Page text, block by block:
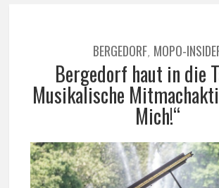
BERGEDORF, MOPO-
Bergedorf haut in die
Musikalische
Mich!“